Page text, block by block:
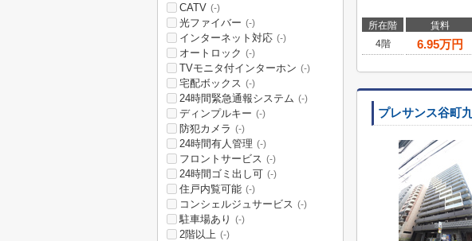
所在階 賃料
4階
6.95万円
プレサンス谷町
CATV (-)
光ファイバー (-)
インターネット対応 (-)
オートロック (-)
TVモニタ付インターホン (-)
宅配ボックス (-)
24時間緊急通報システム (-)
ディンプルキー (-)
防犯カメラ (-)
24時間有人管理 (-)
フロントサービス (-)
24時間ゴミ出し可 (-)
住戸内覧可能 (-)
コンシェルジュサービス (-)
駐車場あり (-)
2階以上 (-)